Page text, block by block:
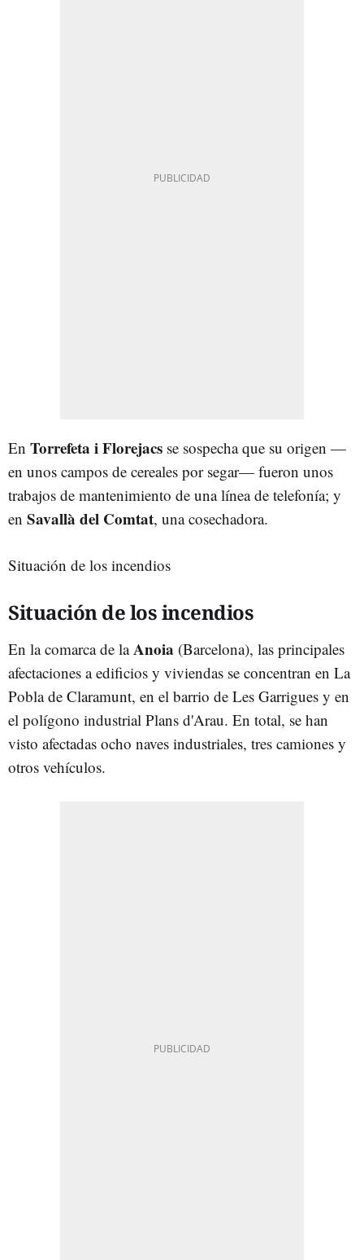
En Torrefeta i Florejacs se sospecha que su origen —
en unos campos de cereales por segar— fueron unos
trabajos de mantenimiento de una línea de telefonía; y
en Savallà del Comtat, una cosechadora.
Situación de los incendios
Situación de los incendios
En la comarca de laAnoia (Barcelona), las principales
afectaciones a edificios y viviendas se concentran en La
Pobla de Claramunt, en el barrio de Les Garrigues y en
el polígono industrial Plans d'Arau. En total, se han
visto afectadas ocho naves industriales, tres camiones y
otros vehículos.